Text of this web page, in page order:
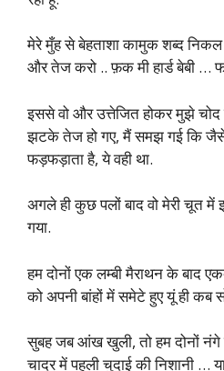
मेरे मुँह से बेहताशा कामुक शब्द
और तेज करो .. फ़क मी हार्ड बेबी …
इससे वो और उत्तेजित होकर मुझे
झटके तेज हो गए, मैं समझ गई कि
फड़फड़ाता है, ये वही था.
अगले ही कुछ पलों बाद वो मेरी चूत में
गया.
हम दोनों एक लम्बी मैराथन के बाद
को अपनी बांहों में समेटे हुए यूं ही कब
सुबह जब आंख खुली, तो हम दोनों
चादर में पहली चुदाई की निशानी …